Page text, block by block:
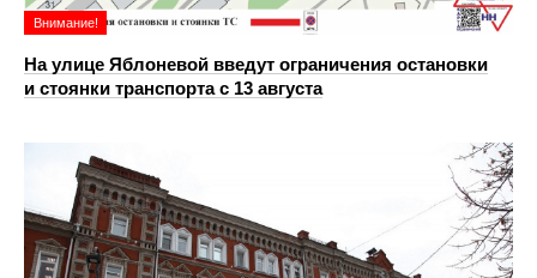
Внимание!
На улице Яблоневой введут ограничения остановки
и стоянки транспорта с 13 августа